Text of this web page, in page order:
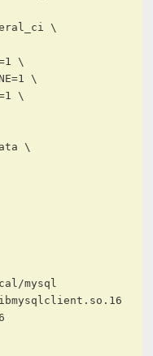
\
\
\
\
\
mysql